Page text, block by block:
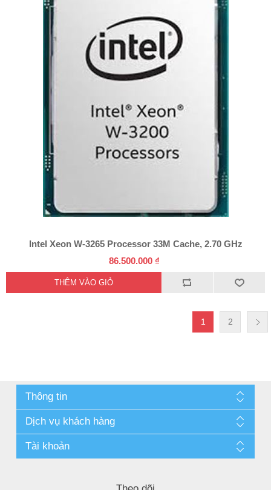
Intel Xeon W-3265 Processor 33M Cache, 2.70 GHz
86.500.000 ₫
1 2
Thông tin
Dịch vụ khách hàng
Tài khoản